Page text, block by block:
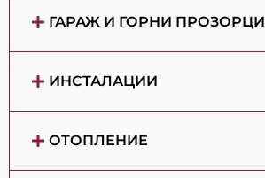
ГАРАЖ И ГОРНИ ПРОЗОРЦИ
ИНСТАЛАЦИИ
ОТОПЛЕНИЕ